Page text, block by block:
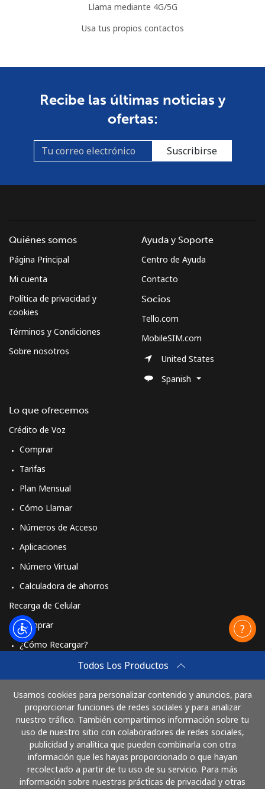
Llama mediante 4G/5G
Usa tus propios contactos
Recibe las últimas noticias y
ofertas:
Suscribirse
Todos Los Productos
Usamos cookies para personalizar contenido y anuncios, para
proporcionar funciones de redes sociales y para analizar
nuestro tráfico. También compartimos información sobre tu
uso de nuestro sitio con colaboradores de redes sociales,
publicidad y analítica que pueden combinarla con otra
información que les hayas proporcionado o que hayan
recolectado a partir de tu uso de su servicio. Para más
información sobre nuestras prácticas de privacidad y otras
Quiénes somos
Página Principal
Mi cuenta
Política de privacidad y
cookies
Términos y Condiciones
Sobre nosotros
Lo que ofrecemos
Crédito de Voz
Comprar
Tarifas
Plan Mensual
Cómo Llamar
Números de Acceso
Aplicaciones
Número Virtual
Calculadora de ahorros
Recarga de Celular
Comprar
¿Cómo Recargar?
Cómo funciona
Ayuda y Soporte
Centro de Ayuda
Contacto
Socios
Tello.com
MobileSIM.com
United States
Spanish
Paga con